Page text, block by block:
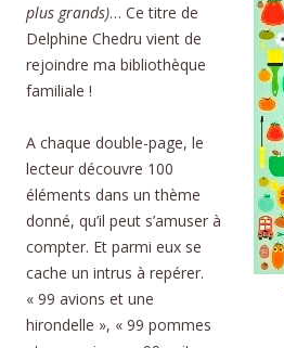
plus grands)… Ce titre de
Delphine Chedru vient de
rejoindre ma bibliothèque
familiale !
A chaque double-page, le
lecteur découvre 100
éléments dans un thème
donné, qu’il peut s’amuser à
compter. Et parmi eux se
cache un intrus à repérer.
« 99 avions et une
hirondelle », « 99 pommes